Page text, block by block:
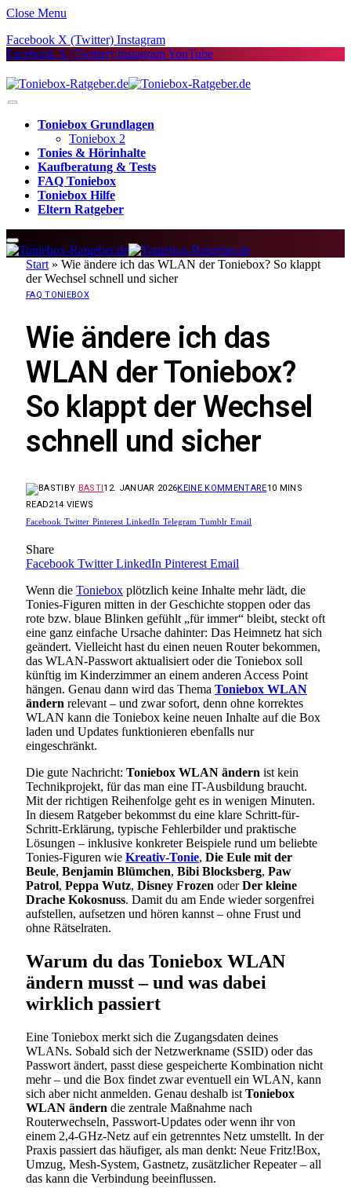
Close Menu
Facebook X (Twitter) Instagram
Facebook X (Twitter) InstagramYouTube
Toniebox Grundlagen
Toniebox 2
Tonies & Hörinhalte
Kaufberatung & Tests
FAQ Toniebox
Toniebox Hilfe
Eltern Ratgeber
Start » Wie ändere ich das WLAN der Toniebox? So klappt
der Wechsel schnell und sicher
FAQ TONIEBOX
Wie ändere ich das
WLAN der Toniebox?
So klappt der Wechsel
schnell und sicher
BY BASTI12. JANUAR 2026KEINE KOMMENTARE10 MINS
READ214 VIEWS
Facebook Twitter Pinterest LinkedIn Telegram Tumblr Email
Share
Facebook Twitter LinkedIn Pinterest Email
Wenn die Toniebox plötzlich keine Inhalte mehr lädt, die
Tonies-Figuren mitten in der Geschichte stoppen oder das
rote bzw. blaue Blinken gefühlt „für immer“ bleibt, steckt oft
eine ganz einfache Ursache dahinter: Das Heimnetz hat sich
geändert. Vielleicht hast du einen neuen Router bekommen,
das WLAN-Passwort aktualisiert oder die Toniebox soll
künftig im Kinderzimmer an einem anderen Access Point
hängen. Genau dann wird das Thema Toniebox WLAN
ändern relevant – und zwar sofort, denn ohne korrektes
WLAN kann die Toniebox keine neuen Inhalte auf die Box
laden und Updates funktionieren ebenfalls nur
eingeschränkt.
Die gute Nachricht: Toniebox WLAN ändern ist kein
Technikprojekt, für das man eine IT-Ausbildung braucht.
Mit der richtigen Reihenfolge geht es in wenigen Minuten.
In diesem Ratgeber bekommst du eine klare Schritt-für-
Schritt-Erklärung, typische Fehlerbilder und praktische
Lösungen – inklusive konkreter Beispiele rund um beliebte
Tonies-Figuren wie Kreativ-Tonie, Die Eule mit der
Beule, Benjamin Blümchen, Bibi Blocksberg, Paw
Patrol, Peppa Wutz, Disney Frozen oderDer kleine
Drache Kokosnuss. Damit du am Ende wieder sorgenfrei
aufstellen, aufsetzen und hören kannst – ohne Frust und
ohne Rätselraten.
Warum du das Toniebox WLAN
ändern musst – und was dabei
wirklich passiert
Eine Toniebox merkt sich die Zugangsdaten deines
WLANs. Sobald sich der Netzwerkname (SSID) oder das
Passwort ändert, passt diese gespeicherte Kombination nicht
mehr – und die Box findet zwar eventuell ein WLAN, kann
sich aber nicht anmelden. Genau deshalb ist Toniebox
WLAN ändern die zentrale Maßnahme nach
Routerwechseln, Passwort-Updates oder wenn ihr von
einem 2,4-GHz-Netz auf ein getrenntes Netz umstellt. In der
Praxis passiert das häufiger, als man denkt: Neue Fritz!Box,
Umzug, Mesh-System, Gastnetz, zusätzlicher Repeater – all
das kann die Verbindung beeinflussen.